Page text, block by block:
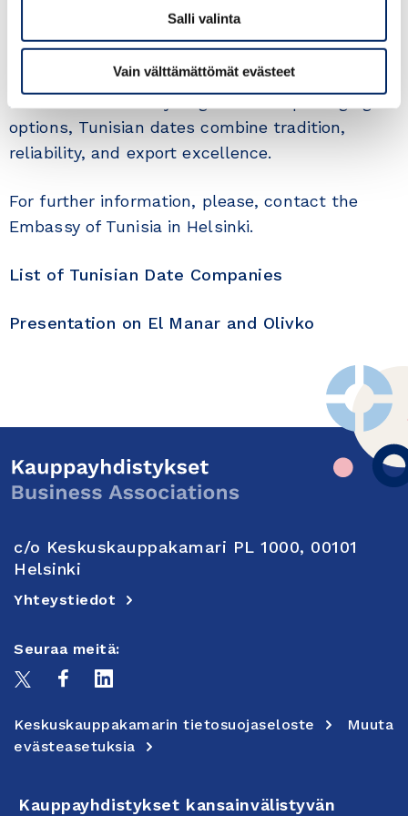
Salli valinta
Vain välttämättömät evästeet
growing demand for nutritious and natural
foods.
Available in a variety of grades and packaging
options, Tunisian dates combine tradition,
reliability, and export excellence.
For further information, please, contact the
Embassy of Tunisia in Helsinki.
List of Tunisian Date Companies
Presentation on El Manar and Olivko
c/o Keskuskauppakamari PL 1000, 00101
Helsinki
Yhteystiedot
Seuraa meitä:
Keskuskauppakamarin tietosuojaseloste
Muuta
evästeasetuksia
Kauppayhdistykset kansainvälistyvän